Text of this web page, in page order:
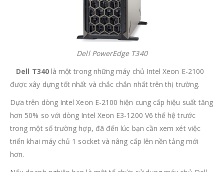
Dell PowerEdge T340
Dell T340là một trong những máy chủ Intel Xeon E-2100
được xây dựng tốt nhất và chắc chắn nhất trên thị trường.
Dựa trên dòng Intel Xeon E-2100 hiện cung cấp hiệu suất tăng
hơn 50% so với dòng Intel Xeon E3-1200 V6 thế hệ trước
trong một số trường hợp, đã đến lúc bạn cần xem xét việc
triển khai máy chủ 1 socket và nâng cấp lên nền tảng mới
hơn.